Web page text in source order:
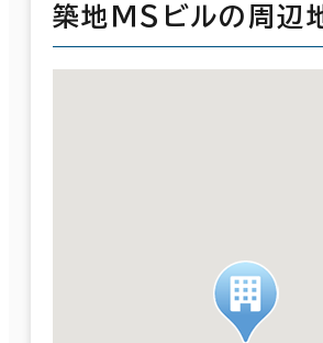
築地ＭＳビルの周辺